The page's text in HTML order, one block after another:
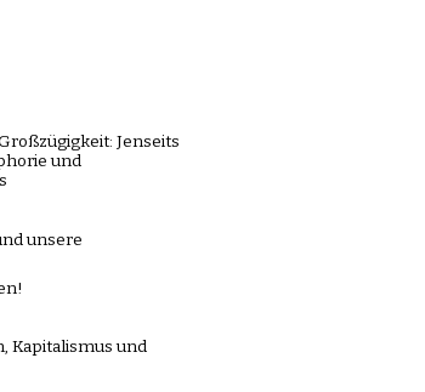
Jenseits
und
unsere
Kapitalismus und